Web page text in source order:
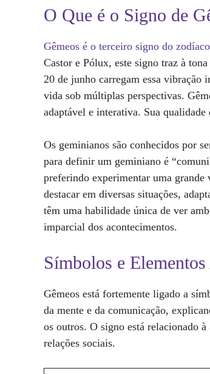
O Que é o Signo de
Gêmeos é o terceiro signo do zodíaco
Castor e Pólux, este signo traz à
20 de junho carregam essa vibração
vida sob múltiplas perspectivas.
adaptável e interativa. Sua
Os geminianos são conhecidos por
para definir um geminiano é
preferindo experimentar uma grande
destacar em diversas situações,
têm uma habilidade única de ver
imparcial dos acontecimentos.
Símbolos e
Gêmeos está fortemente ligado a
da mente e da comunicação,
os outros. O signo está relacionado
relações sociais.